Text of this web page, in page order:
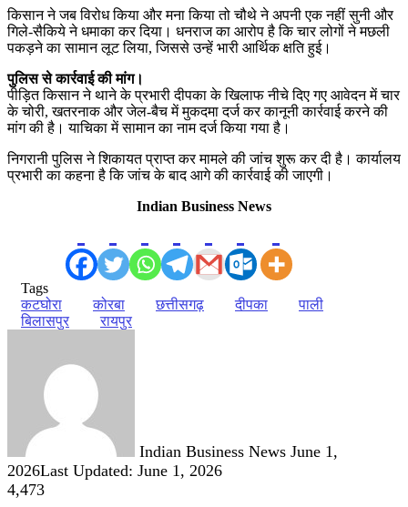
किसान ने जब विरोध किया और मना किया तो चौथे ने अपनी एक नहीं सुनी और
गिले-सैकिये ने धमाका कर दिया। धनराज का आरोप है कि चार लोगों ने मछली
पकड़ने का सामान लूट लिया, जिससे उन्हें भारी आर्थिक क्षति हुई।
पुलिस से कार्रवाई की मांग।
पीड़ित किसान ने थाने के प्रभारी दीपका के खिलाफ नीचे दिए गए आवेदन में चार
के चोरी, खतरनाक और जेल-बैच में मुकदमा दर्ज कर कानूनी कार्रवाई करने की
मांग की है। याचिका में सामान का नाम दर्ज किया गया है।
निगरानी पुलिस ने शिकायत प्राप्त कर मामले की जांच शुरू कर दी है। कार्यालय
प्रभारी का कहना है कि जांच के बाद आगे की कार्रवाई की जाएगी।
Indian Business News
Tags
कटघोरा
कोरबा छत्तीसगढ़ दीपका
पाली
बिलासपुर
रायपुर
Indian Business News June 1,
2026Last Updated: June 1, 2026
4,473